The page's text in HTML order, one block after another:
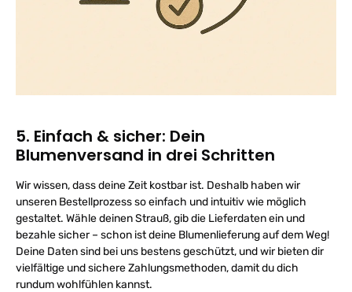
5. Einfach & sicher: Dein
Blumenversand in drei Schritten
Wir wissen, dass deine Zeit kostbar ist. Deshalb haben wir
unseren Bestellprozess so einfach und intuitiv wie möglich
gestaltet. Wähle deinen Strauß, gib die Lieferdaten ein und
bezahle sicher – schon ist deine Blumenlieferung auf dem Weg!
Deine Daten sind bei uns bestens geschützt, und wir bieten dir
vielfältige und sichere Zahlungsmethoden, damit du dich
rundum wohlfühlen kannst.